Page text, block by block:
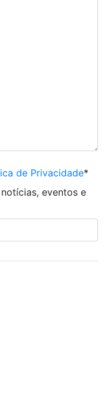
de Privacidade*
eventos e